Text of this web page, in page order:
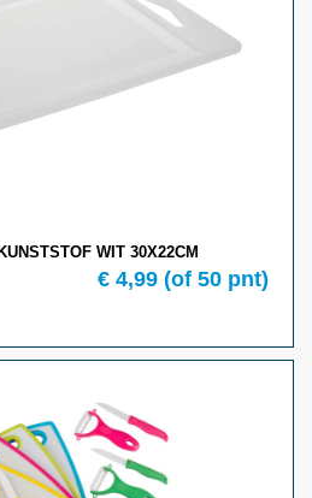
WIT 30X22CM
€ 4,99 (of 50 pnt)